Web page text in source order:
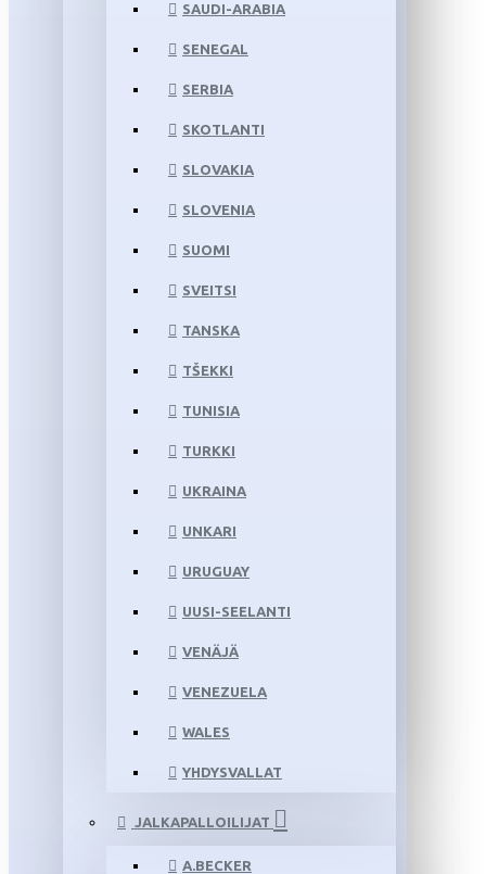
SAUDI-ARABIA
SENEGAL
SERBIA
SKOTLANTI
SLOVAKIA
SLOVENIA
SUOMI
SVEITSI
TANSKA
TŠEKKI
TUNISIA
TURKKI
UKRAINA
UNKARI
URUGUAY
UUSI-SEELANTI
VENÄJÄ
VENEZUELA
WALES
YHDYSVALLAT
JALKAPALLOILIJAT
A.BECKER